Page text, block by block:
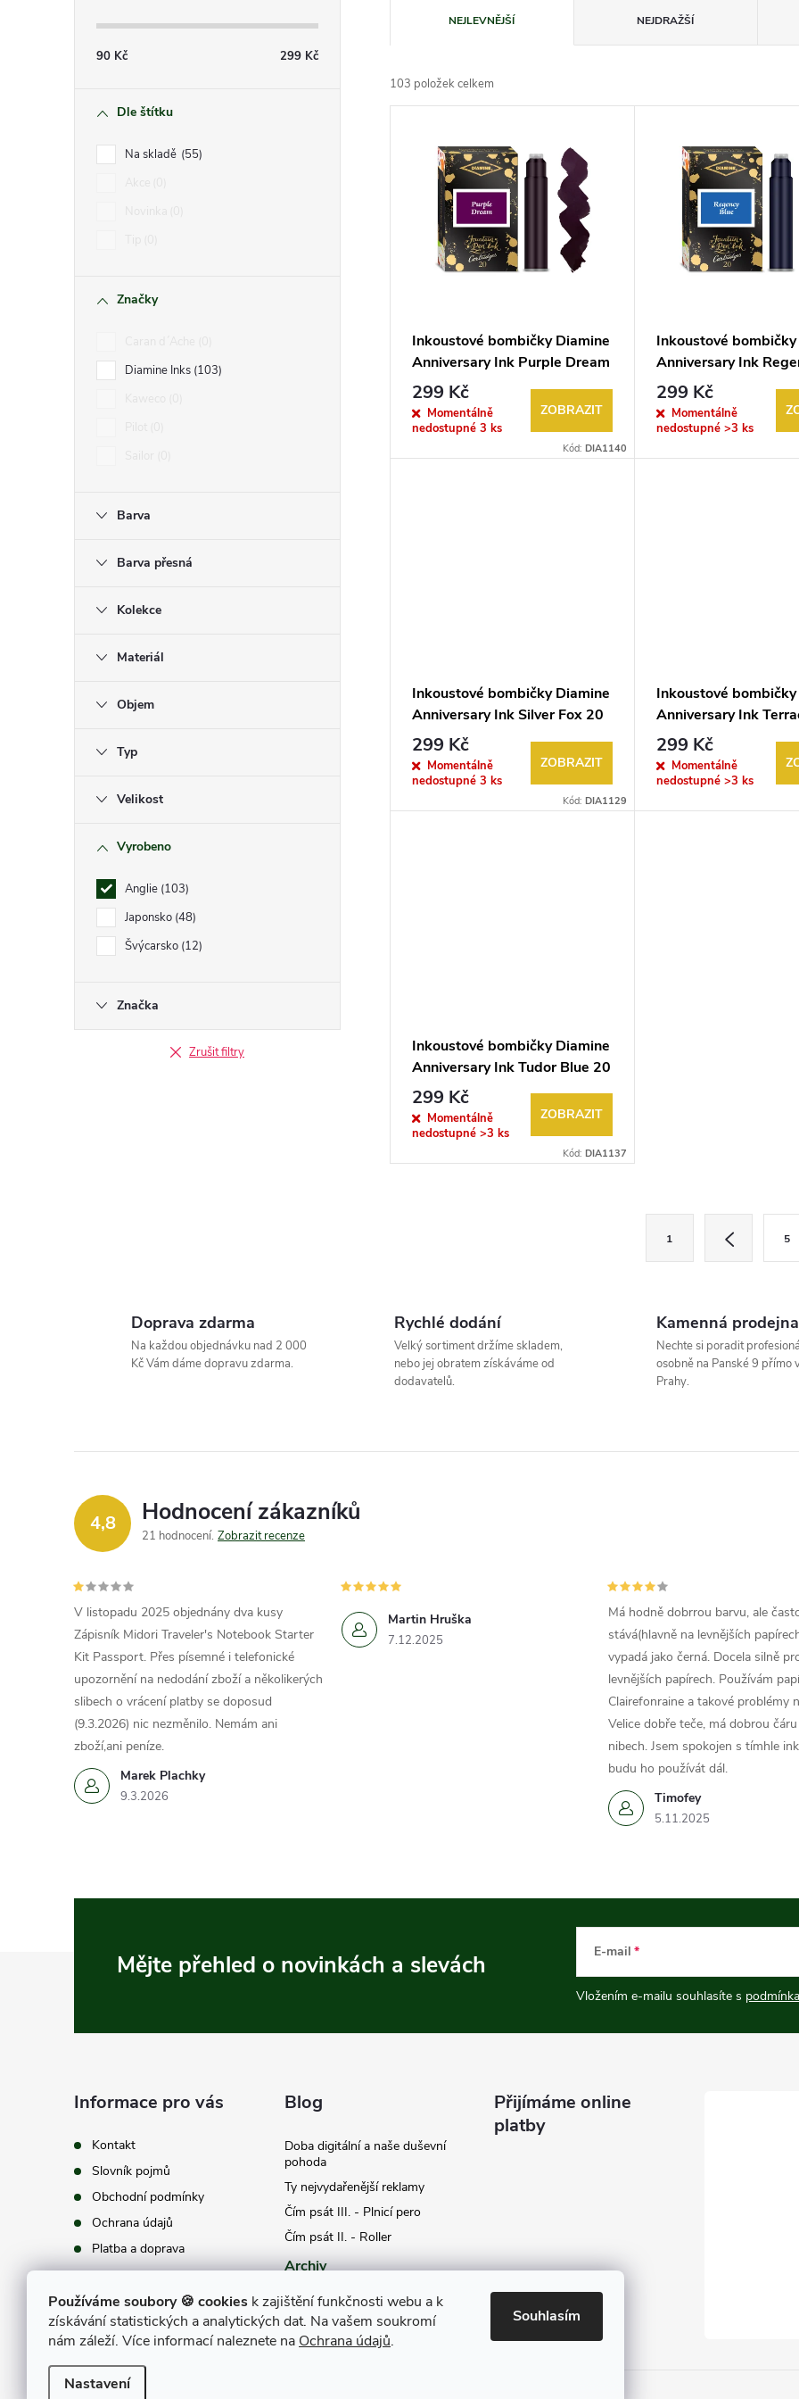
Používáme soubory 🍪 cookies k zajištění funkčnosti webu a k
získávání statistických a analytických dat. Na vašem soukromí
nám záleží. Více informací naleznete na Ochrana údajů.
Nastavení
Souhlasím
90 Kč 299 Kč
Dle štítku
Na skladě 55
Značky
Diamine Inks 103
Barva
Barva přesná
Kolekce
Materiál
Objem
Typ
Velikost
Vyrobeno
Anglie 103
Japonsko 48
Švýcarsko 12
Značka
Zrušit filtry
a
z
u
NEJLEVNĚJŠÍ NEJDRAŽŠÍ
103 položek celkem
Inkoustové bombičky Diamine
Anniversary Ink Purple Dream
20 ks
299 Kč
Momentálně
nedostupné 3 ks
ZOBRAZIT
Kód:DIA1140
Inkoustové
Anniversary Ink
20 ks
299 Kč
Momentálně
nedostupné>3 ks
Inkoustové bombičky Diamine
Anniversary Ink Silver Fox 20
ks
299 Kč
Momentálně
nedostupné 3 ks
ZOBRAZIT
Kód:DIA1129
Inkoustové
Anniversary Ink
ks
299 Kč
Momentálně
nedostupné>3 ks
Inkoustové bombičky Diamine
Anniversary Ink Tudor Blue 20
ks
299 Kč
Momentálně
nedostupné >3 ks
ZOBRAZIT
Kód:DIA1137
á
d
c
v
k
á
1 5
Doprava zdarma
Na každou objednávku nad 2 000
Kč Vám dáme dopravu zdarma.
Rychlé dodání
Velký sortiment držíme skladem,
nebo jej obratem získáváme od
dodavatelů.
Kamenná prodejna
Nechte si poradit
osobně na Panské 9 přímo
Prahy.
4,8 Hodnocení zákazníků
21 hodnocení Zobrazit recenze
Marek Plachky
9.3.2026
V listopadu 2025 objednány dva kusy
Zápisník Midori Traveler's Notebook Starter
Kit Passport. Přes písemné i telefonické
upozornění na nedodání zboží a několikerých
slibech o vrácení platby se doposud
(9.3.2026) nic nezměnilo. Nemám ani
zboží,ani peníze.
Martin Hruška
7.12.2025
Timofey
5.11.2025
Má hodně dobrrou barvu, ale
stává(hlavně na levnějších
vypadá jako černá. Docela silně
levnějších papírech. Používám
Clairefonraine a takové problémy
Velice dobře teče, má dobrou
nibech. Jsem spokojen s tímhle
budu ho používát dál.
Mějte přehled o novinkách a slevách E-mail
Vložením e-mailu souhlasíte s
Informace pro vás
Kontakt
Slovník pojmů
Obchodní podmínky
Ochrana údajů
Platba a doprava
Blog
Doba digitální a naše duševní
pohoda
Ty nejvydařenější reklamy
Čím psát III. - Plnicí pero
Čím psát II. - Roller
Archiv
Přijímáme online
platby